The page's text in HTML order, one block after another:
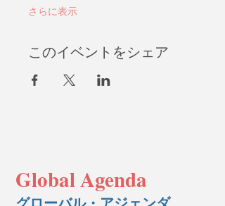
さらに表示
このイベントをシェア
Global Agenda